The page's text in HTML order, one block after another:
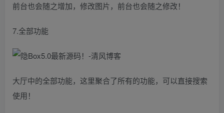
前台也会随之增加，修改图片，前台也会随之修改！
7.全部功能
大厅中的全部功能，这里聚合了所有的功能，可以直接搜索
使用！